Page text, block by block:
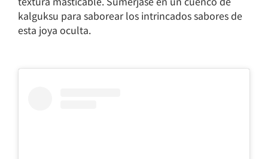
kalguksu para saborear los intrincados sabores de
esta joya oculta.